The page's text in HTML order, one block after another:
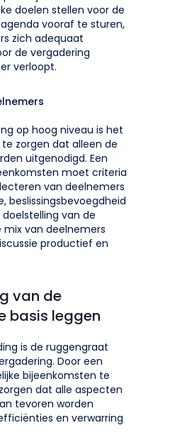
doelen stellen voor de
vooraf te sturen,
zich adequaat
de vergadering
verloopt.
op hoog niveau is het
zorgen dat alleen de
uitgenodigd. Een
moet criteria
van deelnemers
beslissingsbevoegdheid
van de
mix van deelnemers
productief en
van de
basis leggen
is de ruggengraat
Door een
bijeenkomsten te
dat alle aspecten
tevoren worden
en verwarring